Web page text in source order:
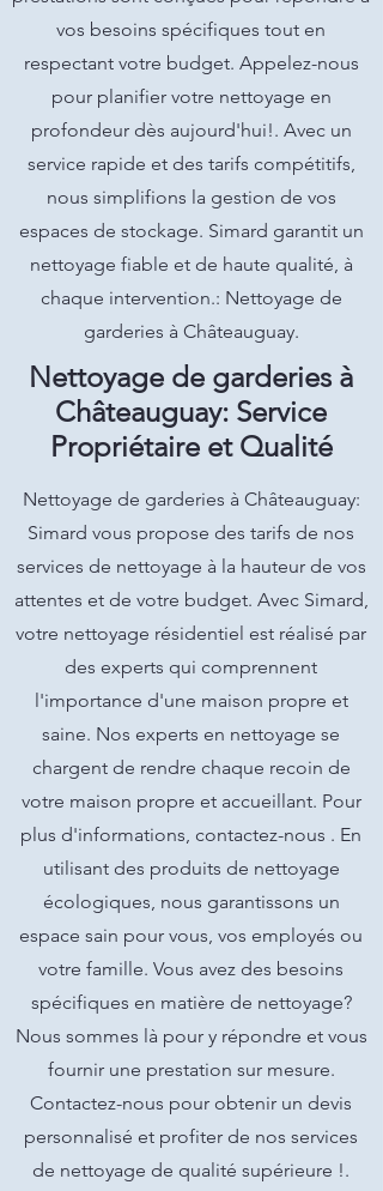
vos besoins spécifiques tout en
respectant votre budget. Appelez-nous
pour planifier votre nettoyage en
profondeur dès aujourd'hui!. Avec un
service rapide et des tarifs compétitifs,
nous simplifions la gestion de vos
espaces de stockage. Simard garantit un
nettoyage fiable et de haute qualité, à
chaque intervention.: Nettoyage de
garderies à Châteauguay.
Nettoyage de garderies à
Châteauguay: Service
Propriétaire et Qualité
Nettoyage de garderies à Châteauguay:
Simard vous propose des tarifs de nos
services de nettoyage à la hauteur de vos
attentes et de votre budget. Avec Simard,
votre nettoyage résidentiel est réalisé par
des experts qui comprennent
l'importance d'une maison propre et
saine. Nos experts en nettoyage se
chargent de rendre chaque recoin de
votre maison propre et accueillant. Pour
plus d'informations, contactez-nous . En
utilisant des produits de nettoyage
écologiques, nous garantissons un
espace sain pour vous, vos employés ou
votre famille. Vous avez des besoins
spécifiques en matière de nettoyage?
Nous sommes là pour y répondre et vous
fournir une prestation sur mesure.
Contactez-nous pour obtenir un devis
personnalisé et profiter de nos services
de nettoyage de qualité supérieure !.